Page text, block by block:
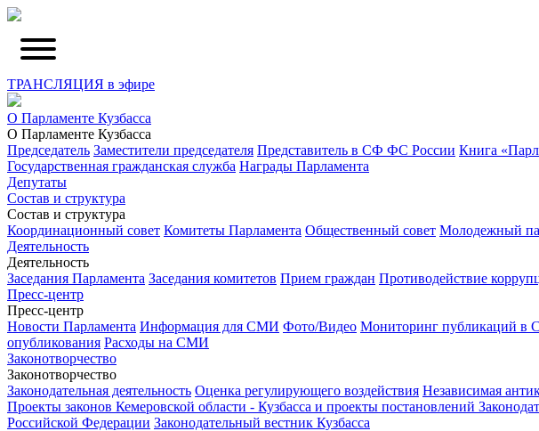
ТРАНСЛЯЦИЯ в эфире
О Парламенте Кузбасса
О Парламенте Кузбасса
Председатель Заместители председателя Представитель в СФ ФС России Книга
Государственная гражданская служба Награды Парламента
Депутаты
Состав и структура
Состав и структура
Координационный совет Комитеты Парламента Общественный совет Молодежный
Деятельность
Деятельность
Заседания Парламента Заседания комитетов Прием граждан Противодействие
Пресс-центр
Пресс-центр
Новости Парламента Информация для СМИ Фото/Видео Мониторинг публикаций в
опубликования Расходы на СМИ
Законотворчество
Законотворчество
Законодательная деятельность Оценка регулирующего воздействия Независимая
Проекты законов Кемеровской области - Кузбасса и проекты постановлений
Российской Федерации Законодательный вестник Кузбасса